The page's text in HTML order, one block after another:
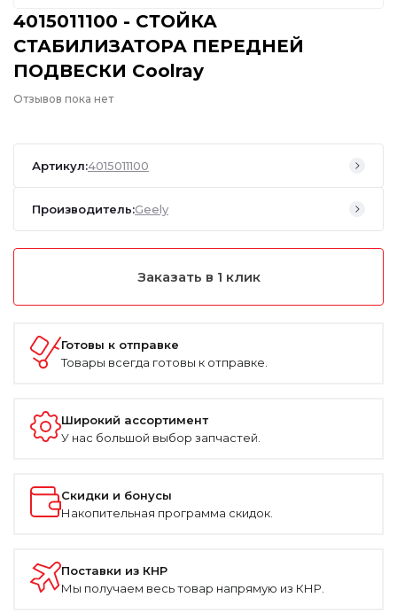
4015011100 - СТОЙКА
СТАБИЛИЗАТОРА ПЕРЕДНЕЙ
ПОДВЕСКИ Coolray
Отзывов пока нет
Артикул:4015011100
Производитель:Geely
Заказать в 1 клик
Готовы к отправке
Товары всегда готовы к отправке.
Широкий ассортимент
У нас большой выбор запчастей.
Скидки и бонусы
Накопительная программа скидок.
Поставки из КНР
Мы получаем весь товар напрямую из КНР.